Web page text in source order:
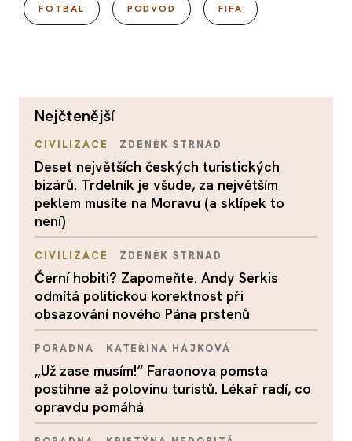
FOTBAL PODVOD FIFA
nejčtenější
CIVILIZACE ZDENĚK STRNAD
Deset největších českých turistických
bizárů. Trdelník je všude, za největším
peklem musíte na Moravu (a sklípek to
není)
CIVILIZACE ZDENĚK STRNAD
Černí hobiti? Zapomeňte. Andy Serkis
odmítá politickou korektnost při
obsazování nového Pána prstenů
PORADNA KATEŘINA HÁJKOVÁ
„Už zase musím!“ Faraonova pomsta
postihne až polovinu turistů. Lékař radí, co
opravdu pomáhá